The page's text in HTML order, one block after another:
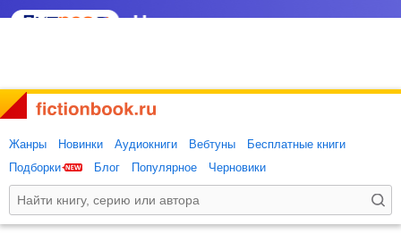
Жанры Новинки Аудиокниги Вебтуны
Бесплатные книги
Подборки
Блог Популярное Черновики